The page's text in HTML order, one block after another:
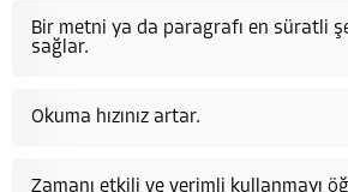
Bir metni ya da paragrafı en süratli
sağlar.
Okuma hızınız artar.
Zamanı etkili ve verimli kullanmayı